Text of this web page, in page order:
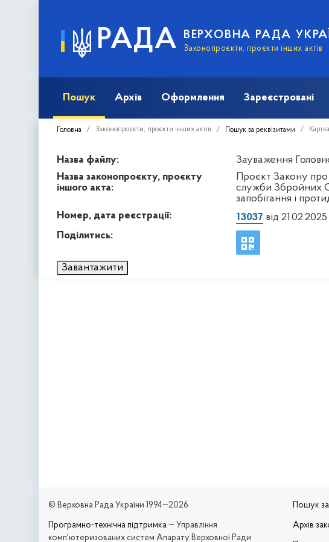
РАДА ВЕРХОВНА РАДА
Законопроєкти, проєкти інших актів
Пошук Архів Оформлення Зареєстровані
Головна Законопроєкти, проєкти інших актів Пошук за реквізитами
Назва файлу:
Зауваження
Назва законопроєкту, проєкту
іншого акта:
Проєкт Закону про
служби Збройних
запобігання і
Номер, дата реєстрації:
13037 від 21.02.2025
Поділитись:
Завантажити
© Верховна Рада України 1994—2026
Програмно-технічна підтримка — Управління
комп'ютеризованих систем Апарату Верховної Ради
Пошук за
Архів